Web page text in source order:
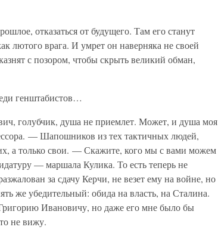
отказаться от будущего. Там его станут
лютого врага. И умрет он наверняка не своей
с позором, чтобы скрыть великий обман,
генштабистов…
голубчик, душа не приемлет. Может, и душа моя
— Шапошников из тех тактичных людей,
а только свои. — Скажите, кого мы с вами можем
— маршала Кулика. То есть теперь не
за сдачу Керчи, не везет ему на войне, но
же убедительный: обида на власть, на Сталина.
Ивановичу, но даже его мне было бы
не вижу.